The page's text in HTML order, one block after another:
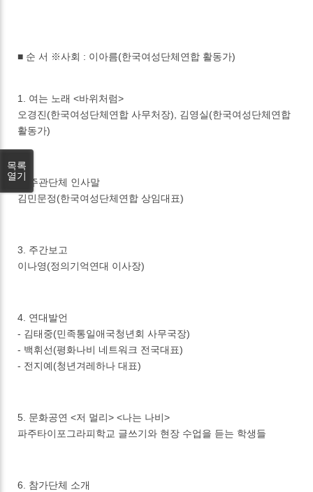
■ 순 서 ※사회 : 이아름(한국여성단체연합 활동가)
1. 여는 노래 <바위처럼>
오경진(한국여성단체연합 사무처장), 김영실(한국여성단체연합
활동가)
2. 주관단체 인사말
김민문정(한국여성단체연합 상임대표)
3. 주간보고
이나영(정의기억연대 이사장)
4. 연대발언
- 김태중(민족통일애국청년회 사무국장)
- 백휘선(평화나비 네트워크 전국대표)
- 전지예(청년겨레하나 대표)
5. 문화공연 <저 멀리> <나는 나비>
파주타이포그라피학교 글쓰기와 현장 수업을 듣는 학생들
6. 참가단체 소개
목록
열기